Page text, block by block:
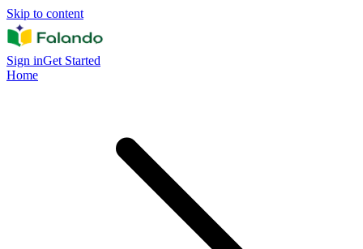
Skip to content
Sign inGet Started
Home